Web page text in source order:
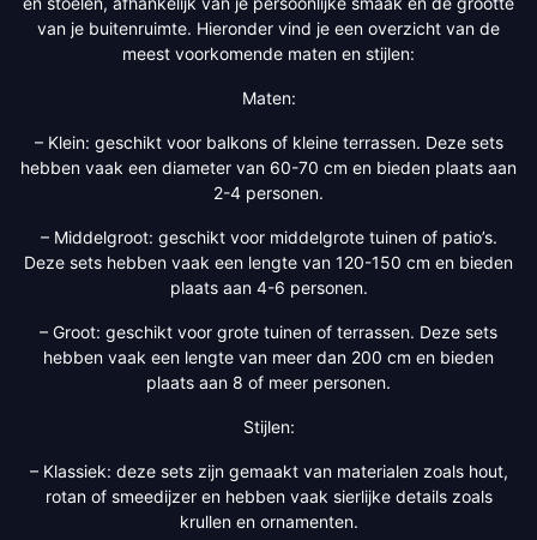
van je buitenruimte. Hieronder vind je een overzicht van de
meest voorkomende maten en stijlen:
Maten:
– Klein: geschikt voor balkons of kleine terrassen. Deze sets
hebben vaak een diameter van 60-70 cm en bieden plaats aan
2-4 personen.
– Middelgroot: geschikt voor middelgrote tuinen of patio’s.
Deze sets hebben vaak een lengte van 120-150 cm en bieden
plaats aan 4-6 personen.
– Groot: geschikt voor grote tuinen of terrassen. Deze sets
hebben vaak een lengte van meer dan 200 cm en bieden
plaats aan 8 of meer personen.
Stijlen:
– Klassiek: deze sets zijn gemaakt van materialen zoals hout,
rotan of smeedijzer en hebben vaak sierlijke details zoals
krullen en ornamenten.